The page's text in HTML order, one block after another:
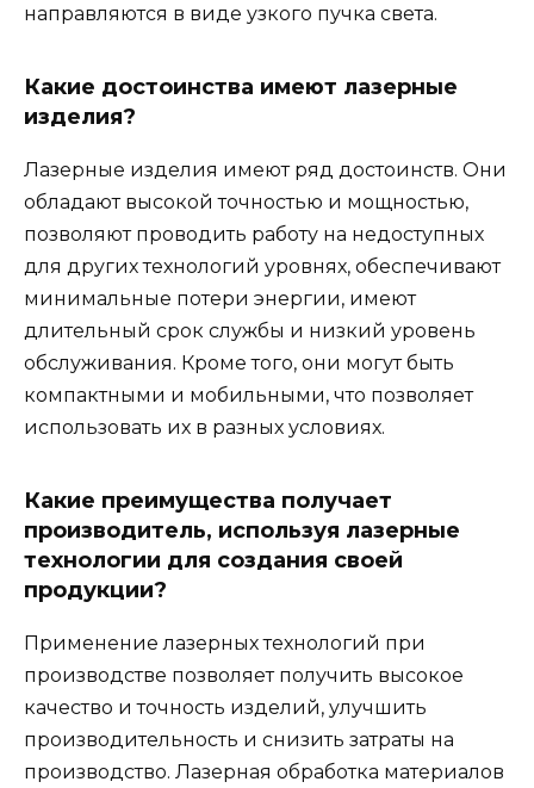
направляются в виде узкого пучка света.
Какие достоинства имеют лазерные
изделия?
Лазерные изделия имеют ряд достоинств. Они
обладают высокой точностью и мощностью,
позволяют проводить работу на недоступных
для других технологий уровнях, обеспечивают
минимальные потери энергии, имеют
длительный срок службы и низкий уровень
обслуживания. Кроме того, они могут быть
компактными и мобильными, что позволяет
использовать их в разных условиях.
Какие преимущества получает
производитель, используя лазерные
технологии для создания своей
продукции?
Применение лазерных технологий при
производстве позволяет получить высокое
качество и точность изделий, улучшить
производительность и снизить затраты на
производство. Лазерная обработка материалов